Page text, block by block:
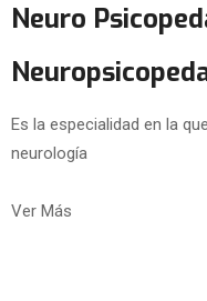
Neuro
Es la especialidad en la
neurología
Ver Más